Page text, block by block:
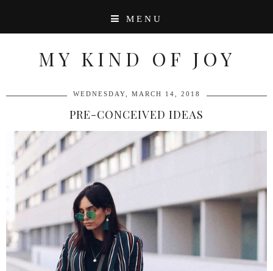
MENU
MY KIND OF JOY
WEDNESDAY, MARCH 14, 2018
PRE-CONCEIVED IDEAS